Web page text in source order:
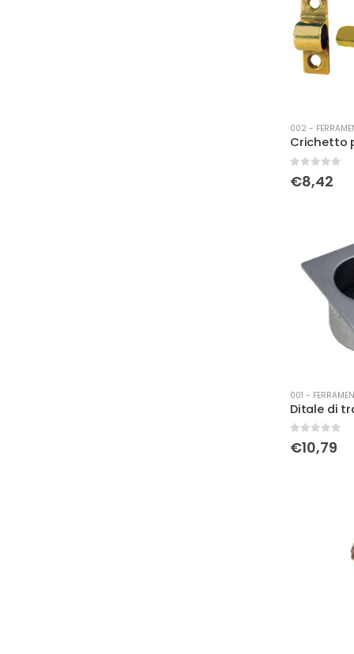
002 -
Su 5
€8,42
001 -
Su 5
€10,79